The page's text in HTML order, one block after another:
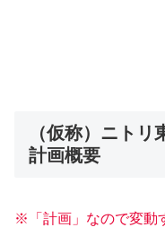
（仮称）ニトリ
計画概要
※「計画」なので変動